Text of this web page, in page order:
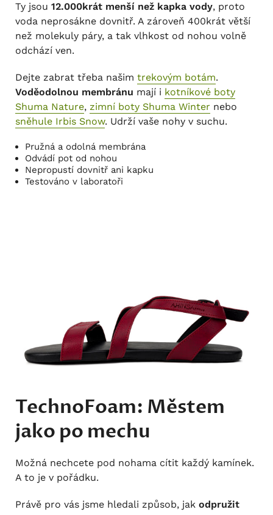
Ty jsou 12.000krát menší než kapka vody, proto
voda neprosákne dovnitř. A zároveň 400krát větší
než molekuly páry, a tak vlhkost od nohou volně
odchází ven.
Dejte zabrat třeba našim trekovým botám.
Voděodolnou membránu mají i kotníkové boty
Shuma Nature, zimní boty Shuma Winter nebo
sněhule Irbis Snow. Udrží vaše nohy v suchu.
Pružná a odolná membrána
Odvádí pot od nohou
Nepropustí dovnitř ani kapku
Testováno v laboratoři
TechnoFoam: Městem
jako po mechu
Možná nechcete pod nohama cítit každý kamínek.
A to je v pořádku.
Právě pro vás jsme hledali způsob, jak odpružit